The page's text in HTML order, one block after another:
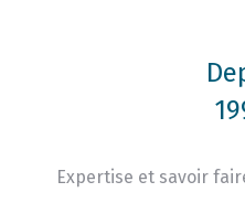
Expertise et savoir